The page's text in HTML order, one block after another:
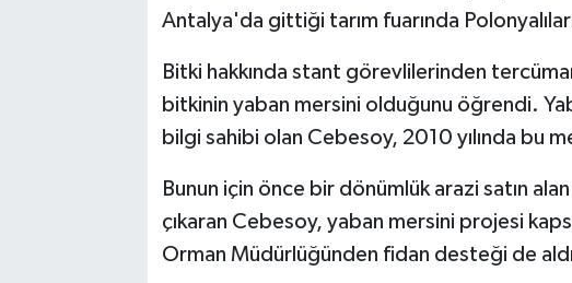
Antalya'da gittiği tarım fuarında
Bitki hakkında stant görevlilerinden
bitkinin yaban mersini olduğunu öğrendi.
bilgi sahibi olan Cebesoy, 2010 yılında bu
Bunun için önce bir dönümlük arazi satın
çıkaran Cebesoy, yaban mersini projesi
Orman Müdürlüğünden fidan desteği de